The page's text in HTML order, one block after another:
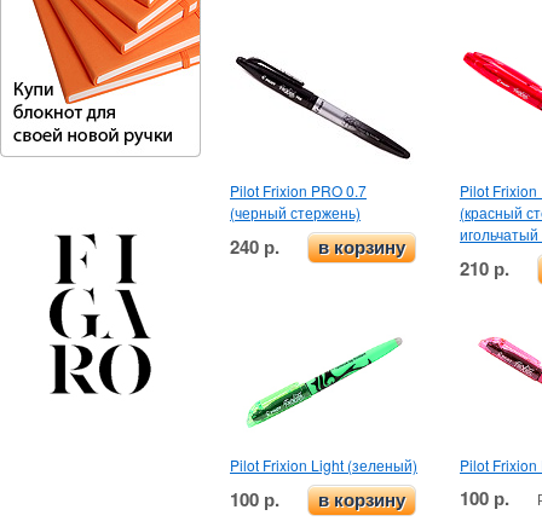
Pilot Frixion PRO 0.7
(черный стержень)
240 р. в корзину
Pilot Frixion
(красный
210 р.
Pilot Frixion Light (зеленый)
100 р. в корзину
Pilot
100 р.